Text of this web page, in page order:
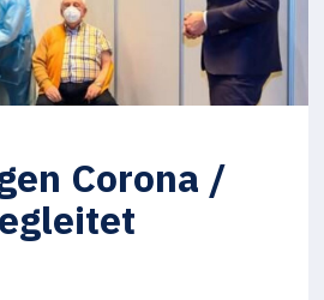
Corona /